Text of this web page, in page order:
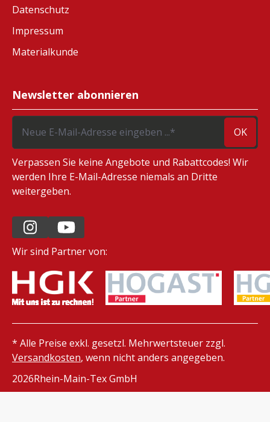
Datenschutz
Impressum
Materialkunde
Newsletter abonnieren
OK
Verpassen Sie keine Angebote und Rabattcodes! Wir
werden Ihre E-Mail-Adresse niemals an Dritte
weitergeben.
Wir sind Partner von:
* Alle Preise exkl. gesetzl. Mehrwertsteuer zzgl.
Versandkosten, wenn nicht anders angegeben.
2026Rhein-Main-Tex GmbH